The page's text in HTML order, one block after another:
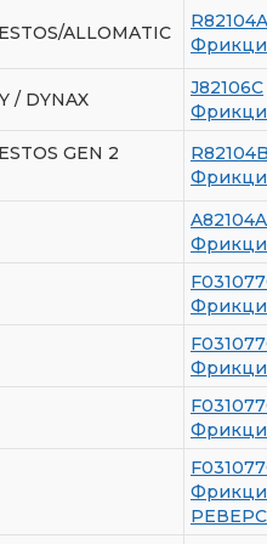
ALLOMATIC
R82104A
/ DYNAX
J82106C
GEN 2
A82104A
РЕВЕРС